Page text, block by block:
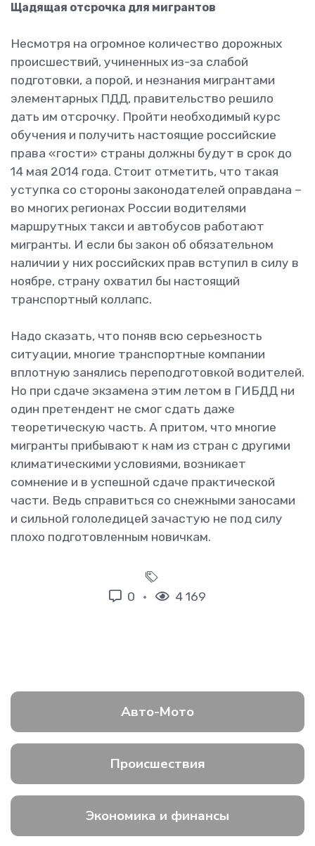
Щадящая отсрочка для мигрантов
Несмотря на огромное количество дорожных
происшествий, учиненных из-за слабой
подготовки, а порой, и незнания мигрантами
элементарных ПДД, правительство решило
дать им отсрочку. Пройти необходимый курс
обучения и получить настоящие российские
права «гости» страны должны будут в срок до
14 мая 2014 года. Стоит отметить, что такая
уступка со стороны законодателей оправдана –
во многих регионах России водителями
маршрутных такси и автобусов работают
мигранты. И если бы закон об обязательном
наличии у них российских прав вступил в силу в
ноябре, страну охватил бы настоящий
транспортный коллапс.
Надо сказать, что поняв всю серьезность
ситуации, многие транспортные компании
вплотную занялись переподготовкой водителей.
Но при сдаче экзамена этим летом в ГИБДД ни
один претендент не смог сдать даже
теоретическую часть. А притом, что многие
мигранты прибывают к нам из стран с другими
климатическими условиями, возникает
сомнение и в успешной сдаче практической
части. Ведь справиться со снежными заносами
и сильной гололедицей зачастую не под силу
плохо подготовленным новичкам.
0 4 169
Авто-Мото
Происшествия
Экономика и финансы